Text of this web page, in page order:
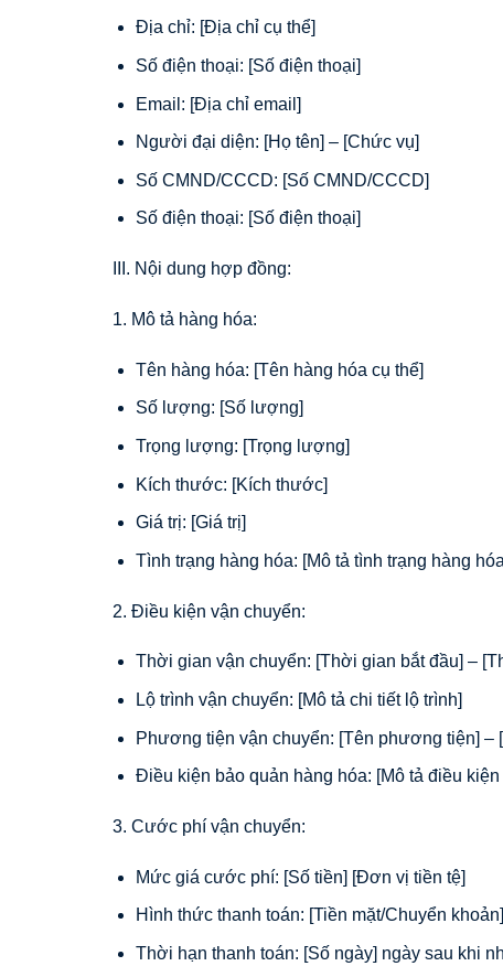
Địa chỉ: [Địa chỉ cụ thể]
Số điện thoại: [Số điện thoại]
Email: [Địa chỉ email]
Người đại diện: [Họ tên] – [Chức vụ]
Số CMND/CCCD: [Số CMND/CCCD]
Số điện thoại: [Số điện thoại]
III. Nội dung hợp đồng:
1. Mô tả hàng hóa:
Tên hàng hóa: [Tên hàng hóa cụ thể]
Số lượng: [Số lượng]
Trọng lượng: [Trọng lượng]
Kích thước: [Kích thước]
Giá trị: [Giá trị]
Tình trạng hàng hóa: [Mô tả tình trạng hàng
2. Điều kiện vận chuyển:
Thời gian vận chuyển: [Thời gian bắt đầu] –
Lộ trình vận chuyển: [Mô tả chi tiết lộ trình]
Phương tiện vận chuyển: [Tên phương tiện] –
Điều kiện bảo quản hàng hóa: [Mô tả điều kiện
3. Cước phí vận chuyển:
Mức giá cước phí: [Số tiền] [Đơn vị tiền tệ]
Hình thức thanh toán: [Tiền mặt/Chuyển khoản]
Thời hạn thanh toán: [Số ngày] ngày sau khi